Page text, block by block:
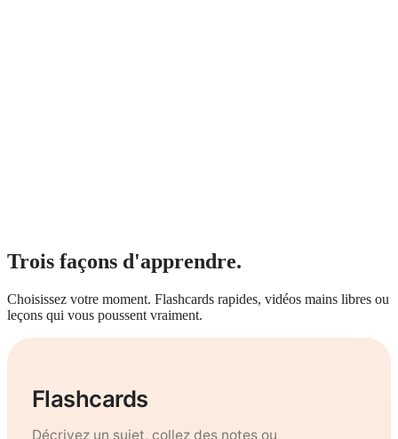
Trois façons d'apprendre.
Choisissez votre moment. Flashcards rapides, vidéos mains libres ou
leçons qui vous poussent vraiment.
Flashcards
Décrivez un sujet, collez des notes ou